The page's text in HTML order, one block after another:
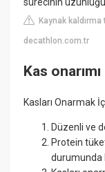
Kaynak kaldırma
decathlon.com.tr
Kas
Kasları Onarmak
Düzenli ve
Protein
durumunda